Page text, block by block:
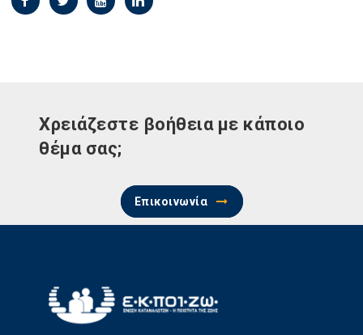
Χρειάζεστε βοήθεια με κάποιο
θέμα σας;
Επικοινωνία